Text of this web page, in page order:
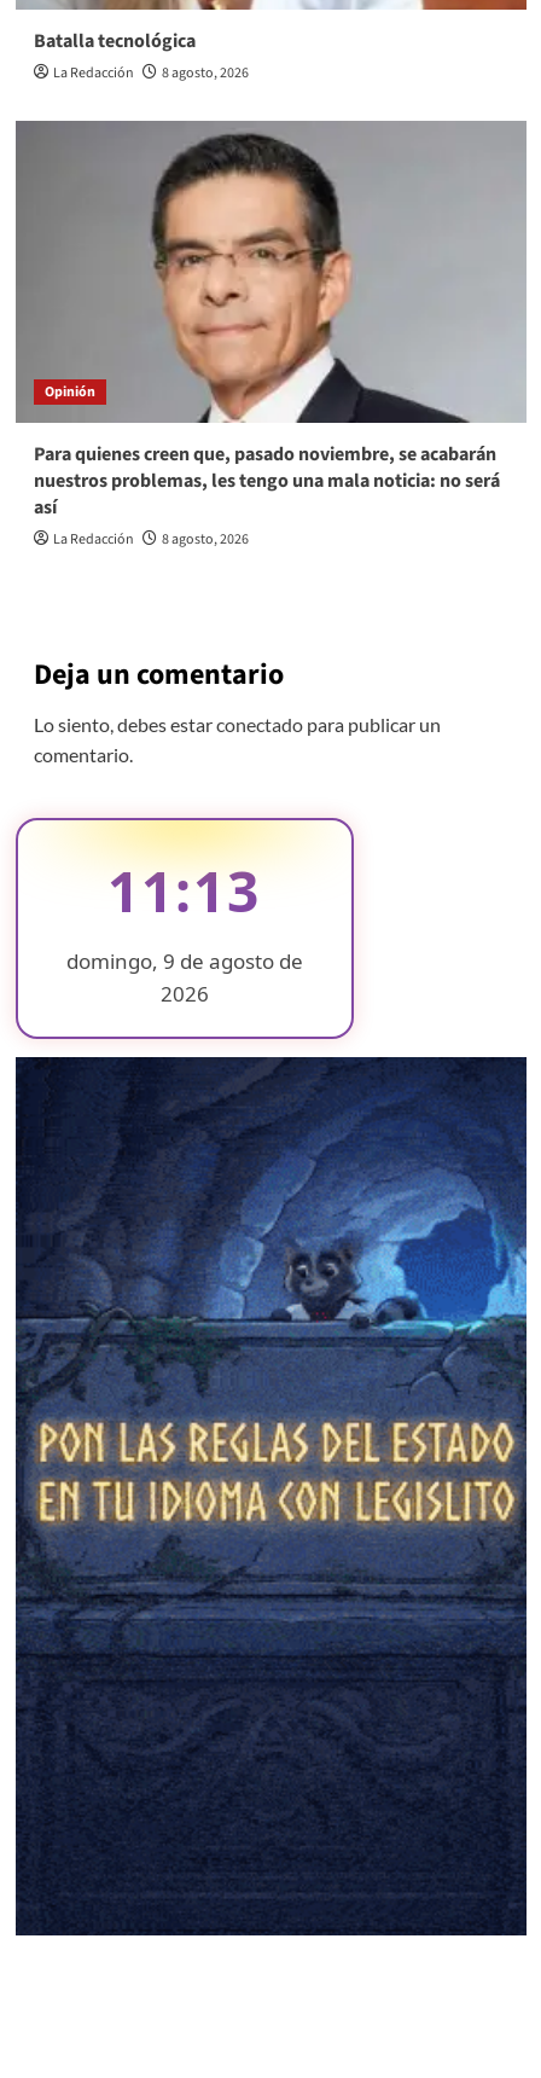
Batalla tecnológica
La Redacción 8 agosto, 2026
Opinión
Para quienes creen que, pasado noviembre, se acabarán
nuestros problemas, les tengo una mala noticia: no será
así
La Redacción 8 agosto, 2026
Deja un comentario
Lo siento, debes estarconectadopara publicar un
comentario.
11:13
domingo, 9 de agosto de
2026
❄
❄
❄